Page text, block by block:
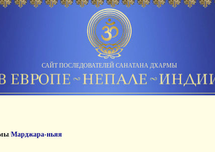
САЙТ ПОСЛЕДОВАТЕЛЕЙ САНАТАНА ДХАРМЫ
/Марджара-ньяя